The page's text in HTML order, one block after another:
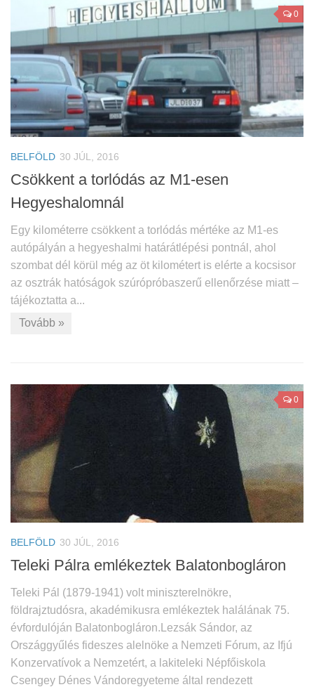
0
BELFÖLD 30 JÚL, 2016
Csökkent a torlódás az M1-esen
Hegyeshalomnál
Egy kilométerre csökkent a torlódás mértéke az M1-es
autópályán a hegyeshalmi határátlépési pontnál, ahol
szombat dél körül még az öt kilométert is elérte a kocsisor
az osztrák hatóságok szúrópróbaszerű ellenőrzése miatt –
tájékoztatta a...
Tovább »
0
BELFÖLD 30 JÚL, 2016
Teleki Pálra emlékeztek Balatonbogláron
Teleki Pál (1879-1941) volt miniszterelnökre,
földrajztudósra, akadémikusra emlékeztek halálának 75.
évfordulóján Balatonbogláron.Lezsák Sándor, az
Országgyűlés fideszes alelnöke a Nemzeti Fórum, az Ifjú
Konzervatívok a Nemzetért, a lakiteleki Népfőiskola
Csengey Dénes Vándoregyeteme által rendezett